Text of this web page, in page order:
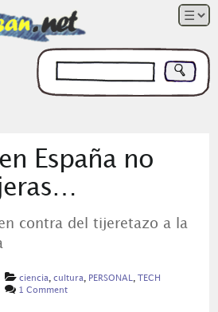
España no
contra del tijeretazo a la
ciencia, cultura, PERSONAL,
TECH
1 Comment